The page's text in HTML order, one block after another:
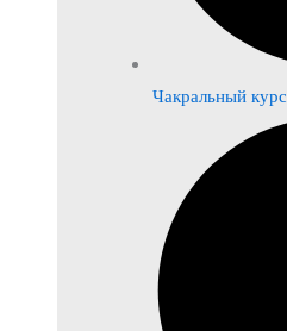
Чакральный курс